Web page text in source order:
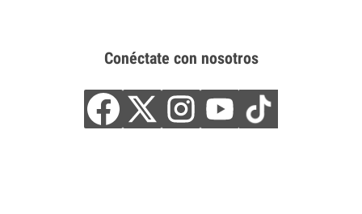
Conéctate con nosotros